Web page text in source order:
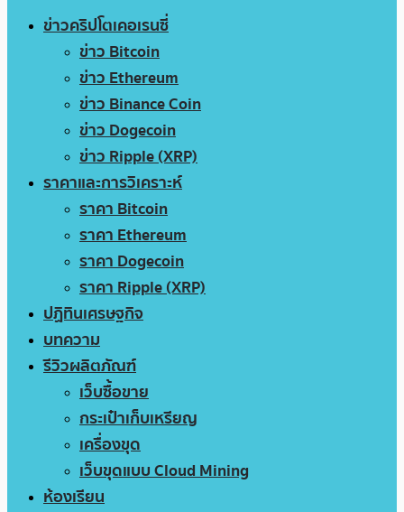
ข่าวคริปโตเคอเรนซี่
ข่าว Bitcoin
ข่าว Ethereum
ข่าว Binance Coin
ข่าว Dogecoin
ข่าว Ripple (XRP)
ราคาและการวิเคราะห์
ราคา Bitcoin
ราคา Ethereum
ราคา Dogecoin
ราคา Ripple (XRP)
ปฏิทินเศรษฐกิจ
บทความ
รีวิวผลิตภัณฑ์
เว็บซื้อขาย
กระเป๋าเก็บเหรียญ
เครื่องขุด
เว็บขุดแบบ Cloud Mining
ห้องเรียน